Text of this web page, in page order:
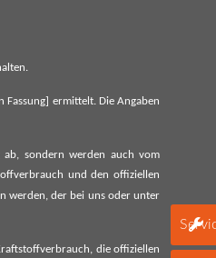
Fassung] ermittelt. Die Angaben
ab, sondern werden auch vom
und den offiziellen
werden, der bei uns oder unter
die offiziellen